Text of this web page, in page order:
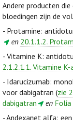
Andere producten
bloedingen zijn de
- Protamine:
en 20.1.1.2.
- Vitamine K:
2.1.2.1.1. Vitamine
- Idarucizumab:
voor dabigatran (zie
dabigatran
en
- Andexanet alfa: